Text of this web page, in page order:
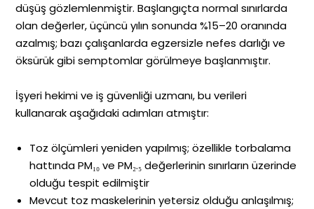
düşüş gözlemlenmiştir. Başlangıçta normal sınırlarda
olan değerler, üçüncü yılın sonunda %15–20 oranında
azalmış; bazı çalışanlarda egzersizle nefes darlığı ve
öksürük gibi semptomlar görülmeye başlanmıştır.
İşyeri hekimi ve iş güvenliği uzmanı, bu verileri
kullanarak aşağıdaki adımları atmıştır:
Toz ölçümleri yeniden yapılmış; özellikle torbalama
hattında PM₁₀ ve PM₂.₅ değerlerinin sınırların üzerinde
olduğu tespit edilmiştir
Mevcut toz maskelerinin yetersiz olduğu anlaşılmış;